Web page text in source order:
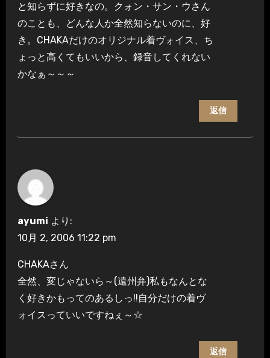
と知らずに好きなの。クォン・サン・ウさん
のことも、どんな人か全然知らないのに、好
き。CHAKAだけのオリジナル着ヴォイス、ち
ょっと高くてもいいから、録音してくれない
かなぁ～～～
返信
ayumi より:
10月 2, 2006 11:22 pm
CHAKAさん
全然、変じゃないら～(遠州弁)私もなんとな
く好きかもってのあるしっ!!自分だけの着ヴ
ォイスっていいですねぇ～☆
返信